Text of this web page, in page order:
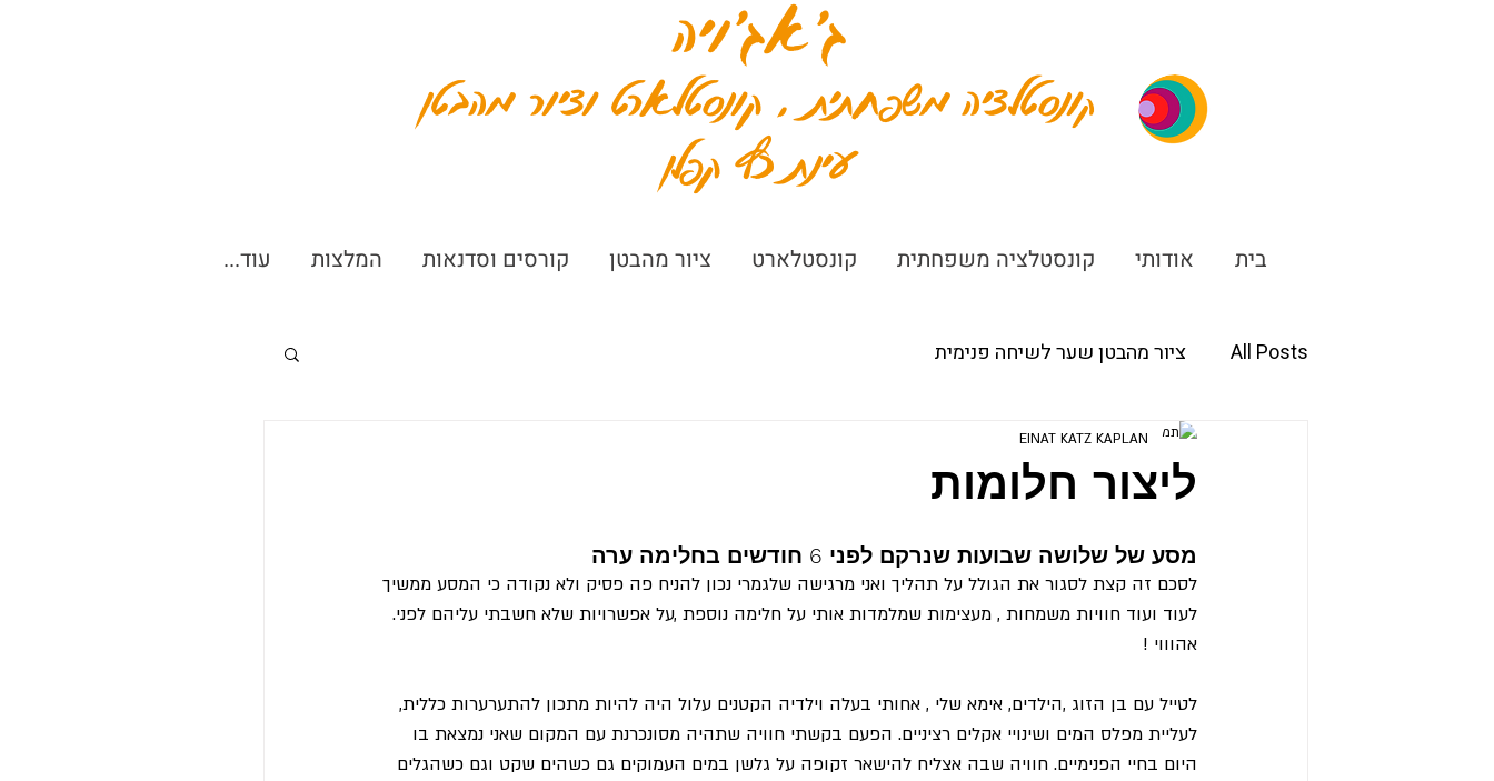
ג׳אג׳ויה
קונסטלציה משפחתית , קונסטלארט וציור מהבטן
עינת כץ קפלן
בית אודותי קונסטלציה משפחתית קונסטלארט ציור מהבטן קורסים וסדנאות המלצות עוד...
All Posts ציור מהבטן שער לשיחה פנימית
ליצור חלומות
EINAT KATZ KAPLAN
מסע של שלושה שבועות שנרקם לפני 6 חודשים בחלימה ערה
לסכם זה קצת לסגור את הגולל על תהליך ואני מרגישה שלגמרי נכון להניח פה פסיק ולא נקודה כי המסע ממשיך
לעוד ועוד חוויות משמחות , מעצימות שמלמדות אותי על חלימה נוספת ,על אפשרויות שלא חשבתי עליהם לפני.
אהוווי !
לטייל עם בן הזוג ,הילדים, אימא שלי , אחותי בעלה וילדיה הקטנים עלול היה להיות מתכון להתערערות כללית,
לעליית מפלס המים ושינויי אקלים רציניים. הפעם בקשתי חוויה שתהיה מסונכרנת עם המקום שאני נמצאת בו
היום בחיי הפנימיים. חוויה שבה אצליח להישאר זקופה על גלשן במים העמוקים גם כשהים שקט וגם כשהגלים